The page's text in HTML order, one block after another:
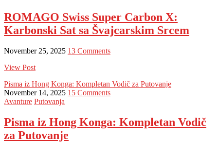
ROMAGO Swiss Super Carbon X:
Karbonski Sat sa Švajcarskim Srcem
November 25, 2025 13 Comments
View Post
Pisma iz Hong Konga: Kompletan Vodič za Putovanje
November 14, 2025 15 Comments
Avanture Putovanja
Pisma iz Hong Konga: Kompletan Vodič
za Putovanje